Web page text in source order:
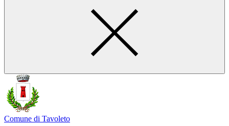
Comune di Tavoleto